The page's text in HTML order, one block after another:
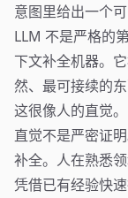
意图里给出一个
LLM 不是严格的
下文补全机器。
然、最可接续的东
这很像人的直觉。
直觉不是严密证
补全。人在熟悉
凭借已有经验快速